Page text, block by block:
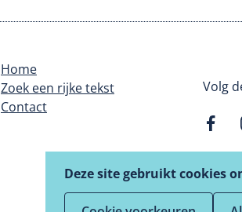
Footer
Home
Zoek een rijke tekst
Contact
Volg
Deze site gebruikt cookies